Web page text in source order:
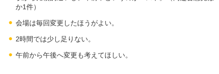
か1件）
会場は毎回変更したほうがよい。
2時間では少し足りない。
午前から午後へ変更も考えてほしい。